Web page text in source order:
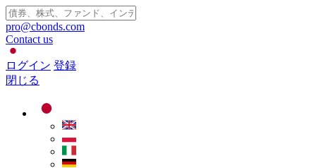
pro@cbonds.com
Contact us
ログイン 登録
閉じる